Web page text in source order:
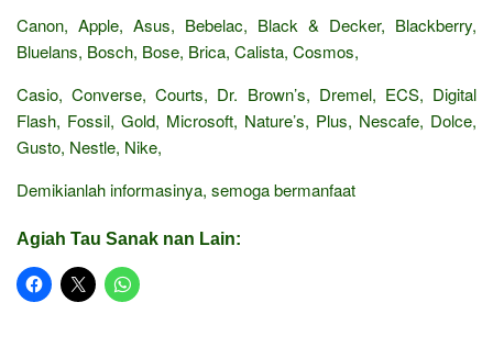
Canon, Apple, Asus, Bebelac, Black & Decker, Blackberry,
Bluelans, Bosch, Bose, Brica, Calista, Cosmos,
Casio, Converse, Courts, Dr. Brown’s, Dremel, ECS, Digital
Flash, Fossil, Gold, Microsoft, Nature’s, Plus, Nescafe, Dolce,
Gusto, Nestle, Nike,
Demikianlah informasinya, semoga bermanfaat
Agiah Tau Sanak nan Lain: